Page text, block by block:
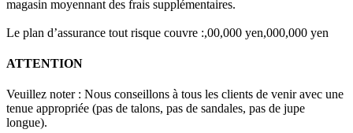
magasin moyennant des frais supplémentaires.
Le plan d’assurance tout risque couvre :,00,000 yen,000,000 yen
ATTENTION
Veuillez noter : Nous conseillons à tous les clients de venir avec une
tenue appropriée (pas de talons, pas de sandales, pas de jupe
longue).